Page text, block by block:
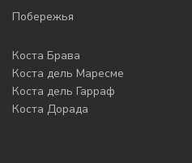
Побережья
Коста Брава
Коста дель Маресме
Коста дель Гарраф
Коста Дорада